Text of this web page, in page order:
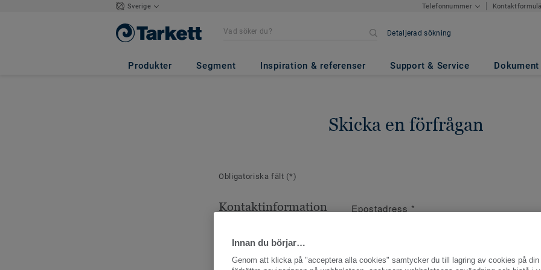
Sverige Telefonnummer
Detaljerad sökning
Produkter Segment Inspiration & referenser Support & Service Dokument
Skicka en förfrågan
Obligatoriska fält (*)
Kontaktinformation Epostadress *
Innan du börjar…
Genom att klicka på "acceptera alla cookies" samtycker du till lagring av cookies på